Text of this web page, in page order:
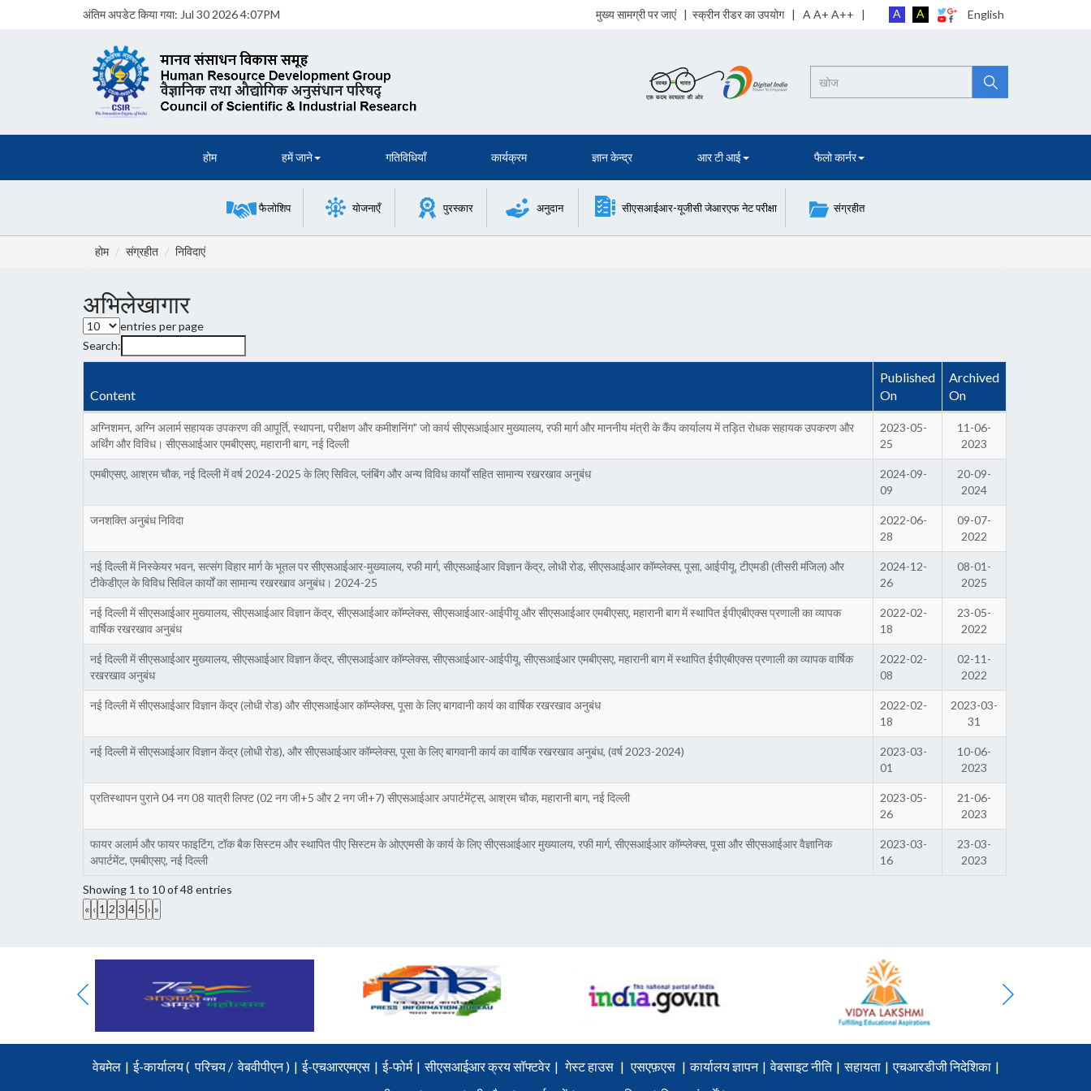
अंतिम अपडेट किया गया: Jul 30 2026 4:07PM मुख्य सामग्री पर जाएं| स्क्रीन रीडर का उपयोग| A A+ A++ | A A English
Search
होम हमें जाने गतिविधियाँ कार्यक्रम ज्ञान केन्द्र आर टी आई फैलो कार्नर
फैलोशिप योजनाएँ पुरस्कार अनुदान सीएसआईआर-यूजीसी जेआरएफ नेट परीक्षा संग्रहीत
होम संग्रहीत निविदाएं
अभिलेखागार
entries per page
Search:
Content
Published
On
Archived
On
अग्निशमन, अग्नि अलार्म सहायक उपकरण की आपूर्ति, स्थापना, परीक्षण और कमीशनिंग" जो कार्य सीएसआईआर मुख्यालय, रफी मार्ग और माननीय मंत्री के कैंप कार्यालय में तड़ित रोधक सहायक उपकरण और
अर्थिंग और विविध। सीएसआईआर एमबीएसए, महारानी बाग, नई दिल्ली
2023-05-
25
11-06-
2023
एमबीएसए, आश्रम चौक, नई दिल्ली में वर्ष 2024-2025 के लिए सिविल, प्लंबिंग और अन्य विविध कार्यों सहित सामान्य रखरखाव अनुबंध
2024-09-
09
20-09-
2024
जनशक्ति अनुबंध निविदा
2022-06-
28
09-07-
2022
नई दिल्ली में निस्केयर भवन, सत्संग विहार मार्ग के भूतल पर सीएसआईआर-मुख्यालय, रफी मार्ग, सीएसआईआर विज्ञान केंद्र, लोधी रोड, सीएसआईआर कॉम्प्लेक्स, पूसा, आईपीयू, टीएमडी (तीसरी मंजिल) और
टीकेडीएल के विविध सिविल कार्यों का सामान्य रखरखाव अनुबंध। 2024-25
2024-12-
26
08-01-
2025
नई दिल्ली में सीएसआईआर मुख्यालय, सीएसआईआर विज्ञान केंद्र, सीएसआईआर कॉम्प्लेक्स, सीएसआईआर-आईपीयू और सीएसआईआर एमबीएसए, महारानी बाग में स्थापित ईपीएबीएक्स प्रणाली का व्यापक
वार्षिक रखरखाव अनुबंध
2022-02-
18
23-05-
2022
नई दिल्ली में सीएसआईआर मुख्यालय, सीएसआईआर विज्ञान केंद्र, सीएसआईआर कॉम्प्लेक्स, सीएसआईआर-आईपीयू, सीएसआईआर एमबीएसए, महारानी बाग में स्थापित ईपीएबीएक्स प्रणाली का व्यापक वार्षिक
रखरखाव अनुबंध
2022-02-
08
02-11-
2022
नई दिल्ली में सीएसआईआर विज्ञान केंद्र (लोधी रोड) और सीएसआईआर कॉम्प्लेक्स, पूसा के लिए बागवानी कार्य का वार्षिक रखरखाव अनुबंध
2022-02-
18
2023-03-
31
नई दिल्ली में सीएसआईआर विज्ञान केंद्र (लोधी रोड), और सीएसआईआर कॉम्प्लेक्स, पूसा के लिए बागवानी कार्य का वार्षिक रखरखाव अनुबंध, (वर्ष 2023-2024)
2023-03-
01
10-06-
2023
प्रतिस्थापन पुराने 04 नग 08 यात्री लिफ्ट (02 नग जी+5 और 2 नग जी+7) सीएसआईआर अपार्टमेंट्स, आश्रम चौक, महारानी बाग, नई दिल्ली
2023-05-
26
21-06-
2023
फायर अलार्म और फायर फाइटिंग, टॉक बैक सिस्टम और स्थापित पीए सिस्टम के ओएएमसी के कार्य के लिए सीएसआईआर मुख्यालय, रफी मार्ग, सीएसआईआर कॉम्प्लेक्स, पूसा और सीएसआईआर वैज्ञानिक
अपार्टमेंट, एमबीएसए, नई दिल्ली
2023-03-
16
23-03-
2023
Showing 1 to 10 of 48 entries
« ‹ 1 2 3 4 5 › »
वेबमेल | ई-कार्यालय ( परिचय / वेबवीपीएन ) | ई-एचआरएमएस | ई-फोर्म | सीएसआईआर क्रय सॉफ्टवेर | गेस्ट हाउस | एसएफ़एस | कार्यालय ज्ञापन | वेबसाइट नीति | सहायता | एचआरडीजी निदेशिका |